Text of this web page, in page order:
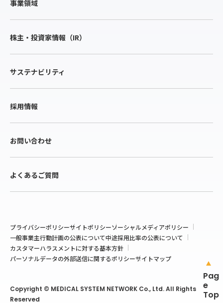
Pag
e
Top
事業領域
株主・投資家情報（IR）
サステナビリティ
採用情報
お問い合わせ
よくあるご質問
プライバシーポリシーサイトポリシーソーシャルメディアポリシー
一般事業主行動計画の公表について中途採用比率の公表について
カスタマーハラスメントに対する基本方針
パーソナルデータの外部送信に関するポリシーサイトマップ
Copyright © MEDICAL SYSTEM NETWORK Co., Ltd. All Rights
Reserved